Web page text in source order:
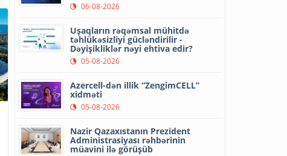
06-08-2026
Uşaqların rəqəmsal mühitdə
təhlükəsizliyi gücləndirilir -
Dəyişikliklər nəyi ehtiva edir?
05-08-2026
Azercell-dən illik “ZengimCELL”
xidməti
05-08-2026
Nazir Qazaxıstanın Prezident
Administrasiyası rəhbərinin
müavini ilə görüşüb